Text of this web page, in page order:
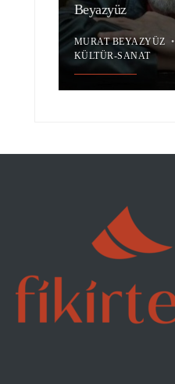
Beyazyüz
MURAT BEYAZYÜZ •
KÜLTÜR-SANAT